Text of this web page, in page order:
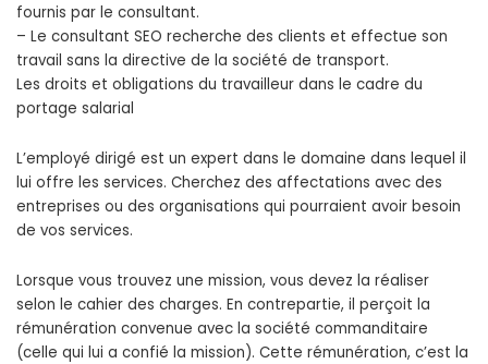
fournis par le consultant.
– Le consultant SEO recherche des clients et effectue son
travail sans la directive de la société de transport.
Les droits et obligations du travailleur dans le cadre du
portage salarial
L’employé dirigé est un expert dans le domaine dans lequel il
lui offre les services. Cherchez des affectations avec des
entreprises ou des organisations qui pourraient avoir besoin
de vos services.
Lorsque vous trouvez une mission, vous devez la réaliser
selon le cahier des charges. En contrepartie, il perçoit la
rémunération convenue avec la société commanditaire
(celle qui lui a confié la mission). Cette rémunération, c’est la